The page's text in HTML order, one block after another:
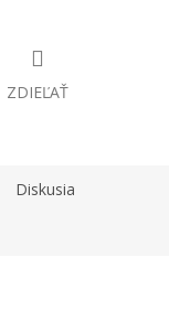
ZDIEĽAŤ
Diskusia